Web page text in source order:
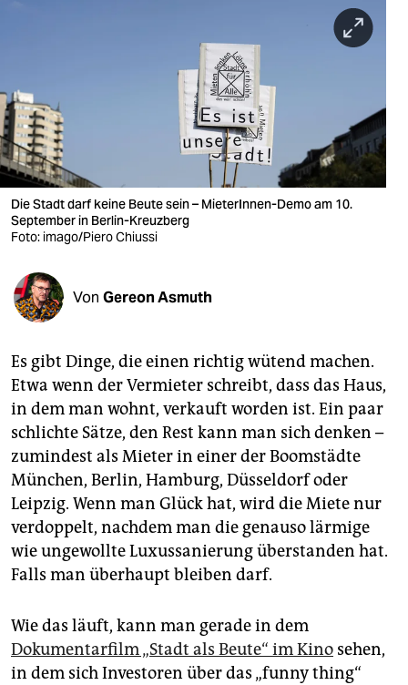
nord
wahrheit
verlag
verlag
shop
fragen & hilfe
unterstützen
abo
genossenschaft
epaper login
Die Stadt darf keine Beute sein – MieterInnen-Demo am 10.
September in Berlin-Kreuzberg
Foto: imago/Piero Chiussi
Von Gereon Asmuth
Es gibt Dinge, die einen richtig wütend machen.
Etwa wenn der Vermieter schreibt, dass das Haus,
in dem man wohnt, verkauft worden ist. Ein paar
schlichte Sätze, den Rest kann man sich denken –
zumindest als Mieter in einer der Boomstädte
München, Berlin, Hamburg, Düsseldorf oder
Leipzig. Wenn man Glück hat, wird die Miete nur
verdoppelt, nachdem man die genauso lärmige
wie ungewollte Luxussanierung überstanden hat.
Falls man überhaupt bleiben darf.
Wie das läuft, kann man gerade in dem
Dokumentarfilm „Stadt als Beute“ im Kino sehen,
in dem sich Investoren über das „funny thing“